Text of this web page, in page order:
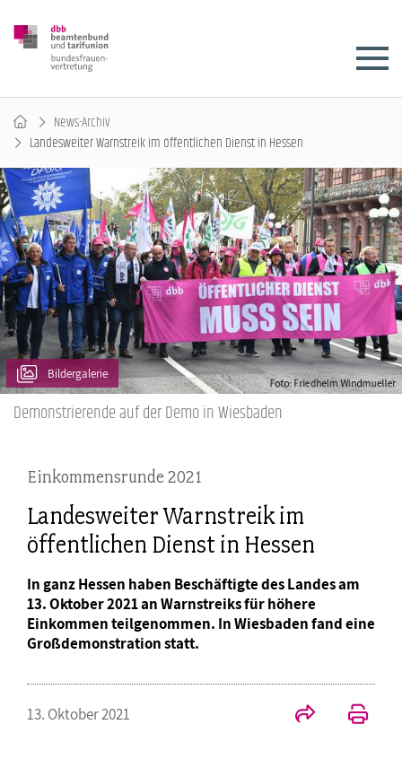
News-Archiv
Landesweiter Warnstreik im öffentlichen Dienst in Hessen
Bildergalerie
Demonstrierende auf der Demo in Wiesbaden
Einkommensrunde 2021
Landesweiter Warnstreik im
öffentlichen Dienst in Hessen
In ganz Hessen haben Beschäftigte des Landes am
13. Oktober 2021 an Warnstreiks für höhere
Einkommen teilgenommen. In Wiesbaden fand eine
Großdemonstration statt.
13. Oktober 2021